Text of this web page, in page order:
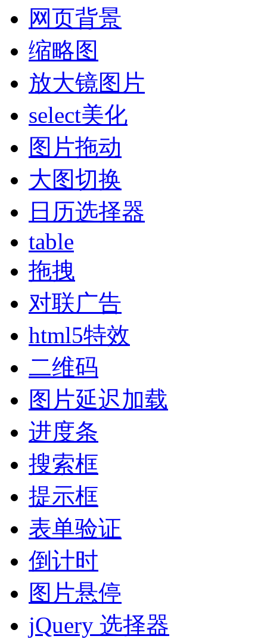
网页背景
缩略图
放大镜图片
select美化
图片拖动
大图切换
日历选择器
table
拖拽
对联广告
html5特效
二维码
图片延迟加载
进度条
搜索框
提示框
表单验证
倒计时
图片悬停
jQuery 选择器